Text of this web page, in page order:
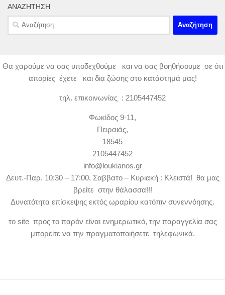
ΑΝΑΖΉΤΗΣΗ
Αναζήτηση
για:
Θα χαρούμε να σας υποδεχθούμε και να σας βοηθήσουμε σε ότι
απορίες έχετε και δια ζώσης στο κατάστημά μας!
τηλ. επικοινωνίας : 2105447452
Φωκίδος 9-11,
Πειραιάς,
18545
2105447452
info@loukianos.gr
Δευτ.-Παρ. 10:30 – 17:00, Σαββατο – Κυριακή : Κλειστά! θα μας
βρείτε στην θάλασσα!!!
Δυνατότητα επίσκεψης εκτός ωραρίου κατόπιν συνεννόησης.
το site προς το παρόν είναι ενημερωτικό, την παραγγελία σας
μπορείτε να την πραγματοποιήσετε τηλεφωνικά.